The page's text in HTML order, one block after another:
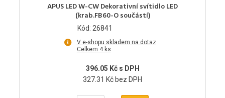
APUS LED W-CW Dekorativní svítidlo LED
(krab.FB60-O součástí)
Kód: 26841
V e-shopu skladem na dotaz
Celkem 4 ks
396.05 Kč s DPH
327.31 Kč bez DPH